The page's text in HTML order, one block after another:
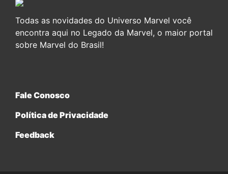
Todas as novidades do Universo Marvel você
encontra aqui no Legado da Marvel, o maior portal
sobre Marvel do Brasil!
Fale Conosco
Política de Privacidade
Feedback